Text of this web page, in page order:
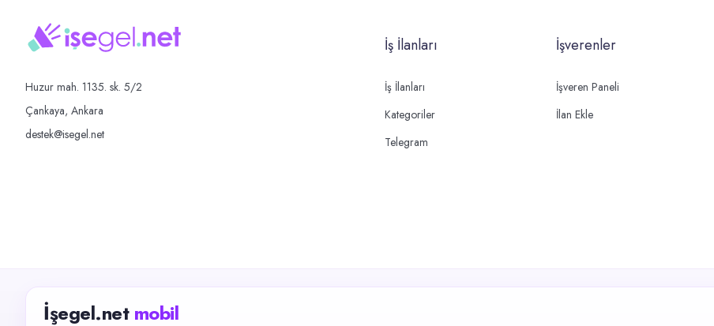
Huzur mah. 1135. sk. 5/2
Çankaya, Ankara
destek@isegel.net
İş İlanları
İş İlanları
Kategoriler
Telegram
İşverenler
İşveren Paneli
İlan Ekle
İşegel.net mobil